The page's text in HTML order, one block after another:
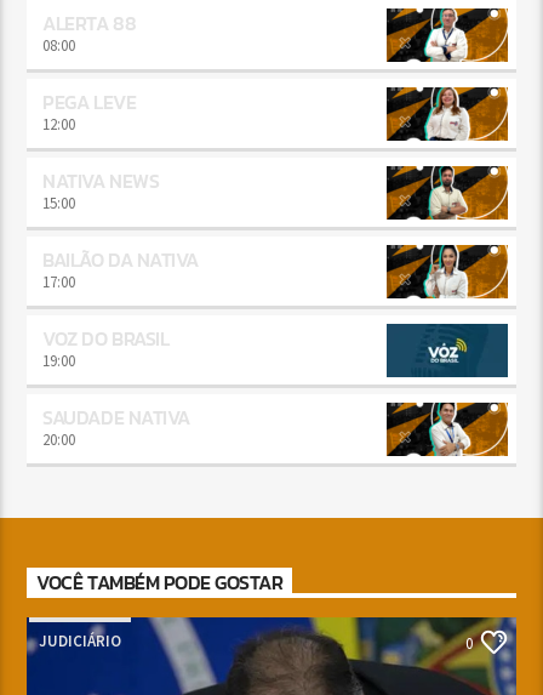
ALERTA 88
08:00
PEGA LEVE
12:00
NATIVA NEWS
15:00
BAILÃO DA NATIVA
17:00
VOZ DO BRASIL
19:00
SAUDADE NATIVA
20:00
VOCÊ TAMBÉM PODE GOSTAR
JUDICIÁRIO 0